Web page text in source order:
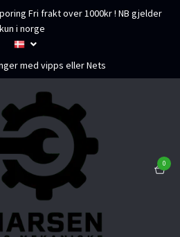
Fri frakt over 1000kr ! NB gjelder
kun i norge
med vipps eller Nets
0